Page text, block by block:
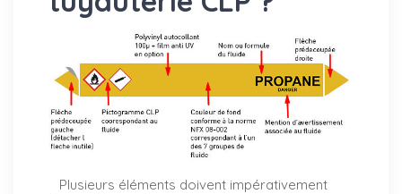
Plusieurs éléments doivent impérativement